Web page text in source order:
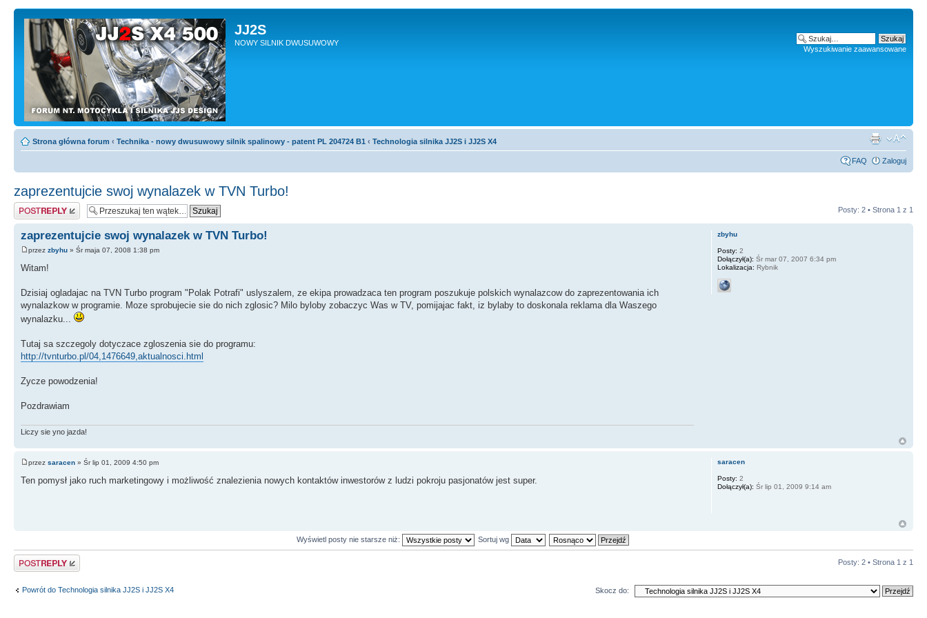
JJ2S
NOWY SILNIK DWUSUWOWY
Wyszukiwanie zaawansowane
Strona główna forum ‹ Technika - nowy dwusuwowy silnik spalinowy - patent PL 204724 B1 ‹ Technologia silnika JJ2S i JJ2S X4
FAQ Zaloguj
zaprezentujcie swoj wynalazek w TVN Turbo!
Odpowiedz Posty: 2 • Strona 1 z 1
zaprezentujcie swoj wynalazek w TVN Turbo!
przez zbyhu » Śr maja 07, 2008 1:38 pm
Witam!
Dzisiaj ogladajac na TVN Turbo program "Polak Potrafi" uslyszalem, ze ekipa prowadzaca ten program poszukuje polskich wynalazcow do zaprezentowania ich
wynalazkow w programie. Moze sprobujecie sie do nich zglosic? Milo byloby zobaczyc Was w TV, pomijajac fakt, iz bylaby to doskonala reklama dla Waszego
wynalazku...
Tutaj sa szczegoly dotyczace zgloszenia sie do programu:
http://tvnturbo.pl/04,1476649,aktualnosci.html
Zycze powodzenia!
Pozdrawiam
Liczy sie yno jazda!
zbyhu
Posty: 2
Dołączył(a): Śr mar 07, 2007 6:34 pm
Lokalizacja: Rybnik
przez saracen » Śr lip 01, 2009 4:50 pm
Ten pomysł jako ruch marketingowy i możliwość znalezienia nowych kontaktów inwestorów z ludzi pokroju pasjonatów jest super.
saracen
Posty: 2
Dołączył(a): Śr lip 01, 2009 9:14 am
Wyświetl posty nie starsze niż: Sortuj wg
Odpowiedz Posty: 2 • Strona 1 z 1
Powrót do Technologia silnika JJ2S i JJ2S X4 Skocz do: